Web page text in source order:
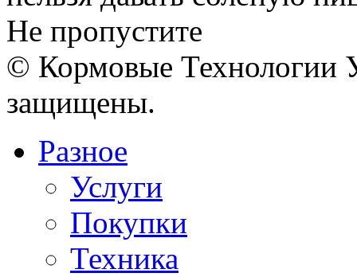
Не пропустите
© Кормовые Технологии
защищены.
Разное
Услуги
Покупки
Техника